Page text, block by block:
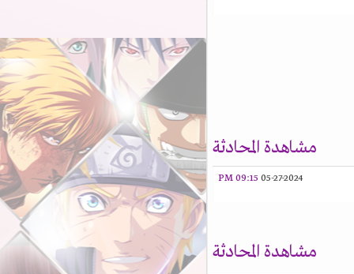
مشاهدة المحادثة
05-27-2024
09:15 PM
مشاهدة المحادثة